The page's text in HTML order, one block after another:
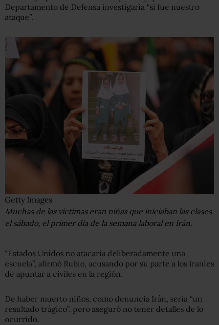
Departamento de Defensa investigaría “si fue nuestro
ataque”.
Getty Images
Muchas de las víctimas eran niñas que iniciaban las clases
el sábado, el primer día de la semana laboral en Irán.
“Estados Unidos no atacaría deliberadamente una
escuela”, afirmó Rubio, acusando por su parte a los iraníes
de apuntar a civiles en la región.
De haber muerto niños, como denuncia Irán, sería “un
resultado trágico”, pero aseguró no tener detalles de lo
ocurrido.